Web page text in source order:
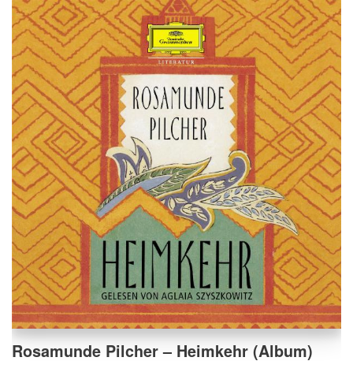
Rosamunde Pilcher – Heimkehr (Album)